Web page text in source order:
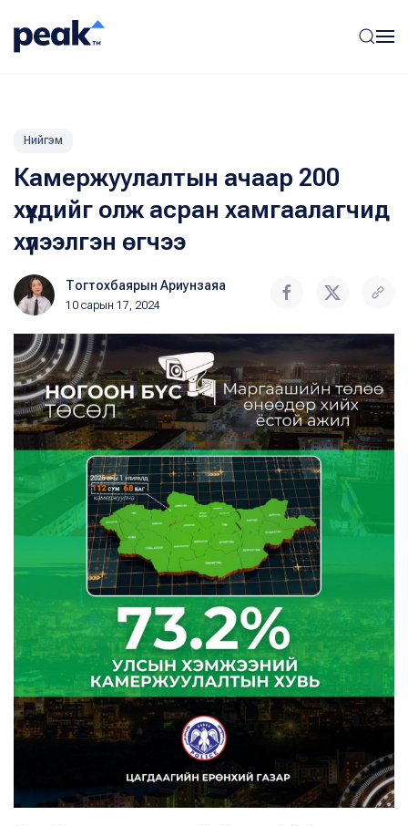
Нийгэм
Камержуулалтын ачаар 200
хүүхдийг олж асран хамгаалагчид
хүлээлгэн өгчээ
Тогтохбаярын Ариунзаяа
10 сарын 17, 2024